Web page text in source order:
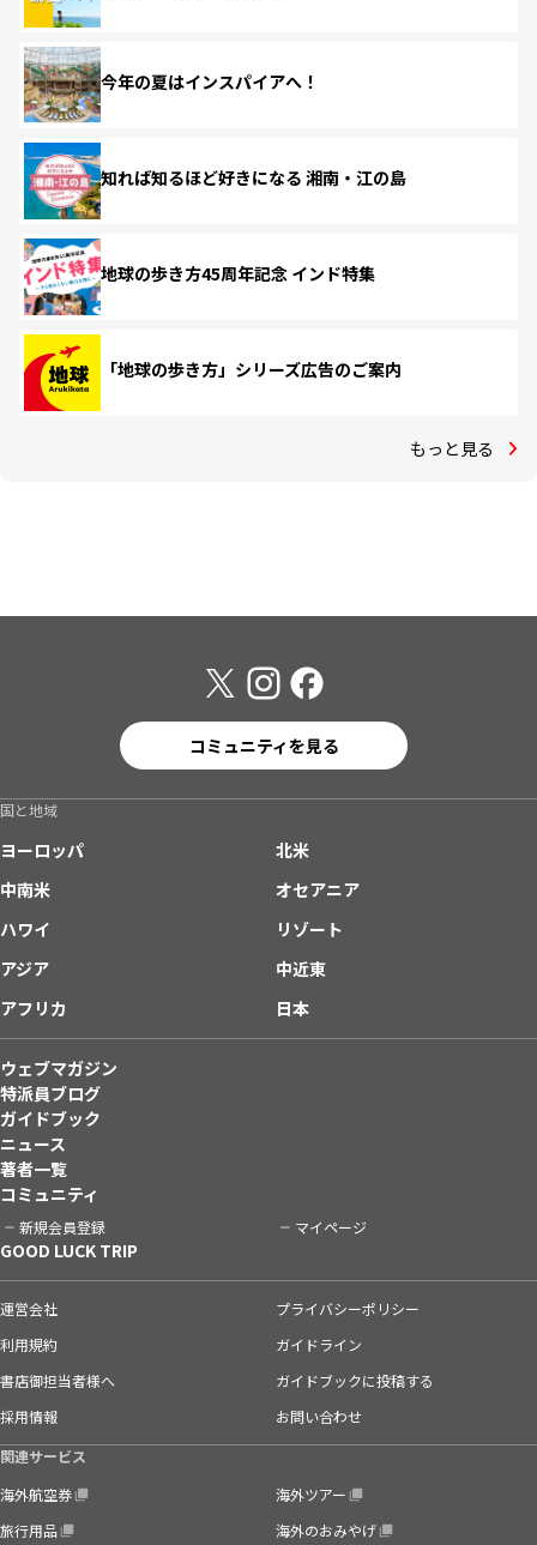
今年の夏はインスパイアへ！
知れば知るほど好きになる 湘南・江の島
地球の歩き方45周年記念 インド特集
「地球の歩き方」シリーズ広告のご案内
もっと見る
コミュニティを見る
国と地域
ヨーロッパ
北米
中南米
オセアニア
ハワイ
リゾート
アジア
中近東
アフリカ
日本
ウェブマガジン
特派員ブログ
ガイドブック
ニュース
著者一覧
コミュニティ
新規会員登録 マイページ
GOOD LUCK TRIP
運営会社
プライバシーポリシー
利用規約
ガイドライン
書店御担当者様へ
ガイドブックに投稿する
採用情報
お問い合わせ
関連サービス
海外航空券
海外ツアー
旅行用品
海外のおみやげ